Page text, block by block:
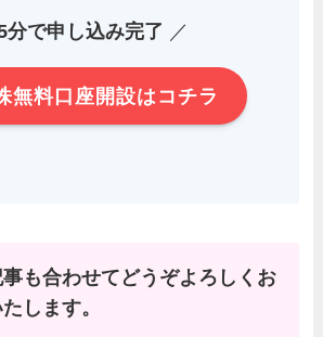
分で申し込み完了 ／
無料口座開設はコチラ
事も合わせてどうぞよろしくお
します。